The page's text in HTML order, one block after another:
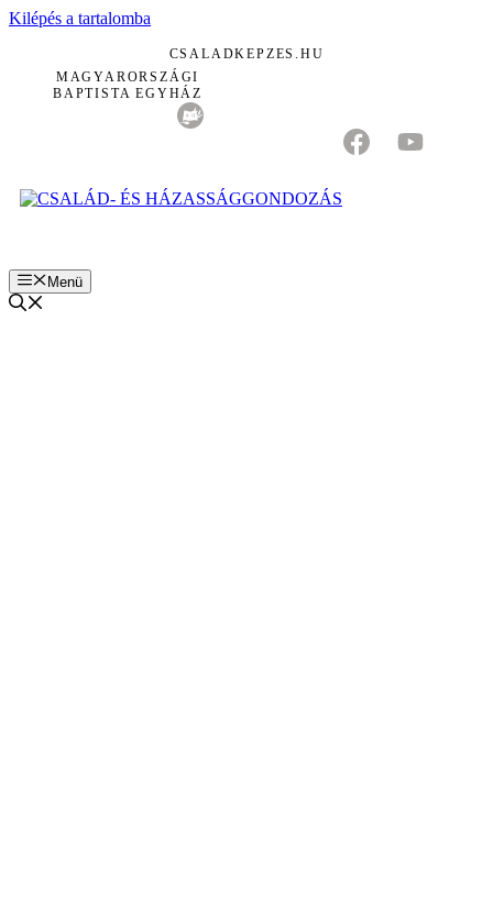
Kilépés a tartalomba
CSALADKEPZES.HU
MAGYARORSZÁGI
BAPTISTA EGYHÁZ
Menü